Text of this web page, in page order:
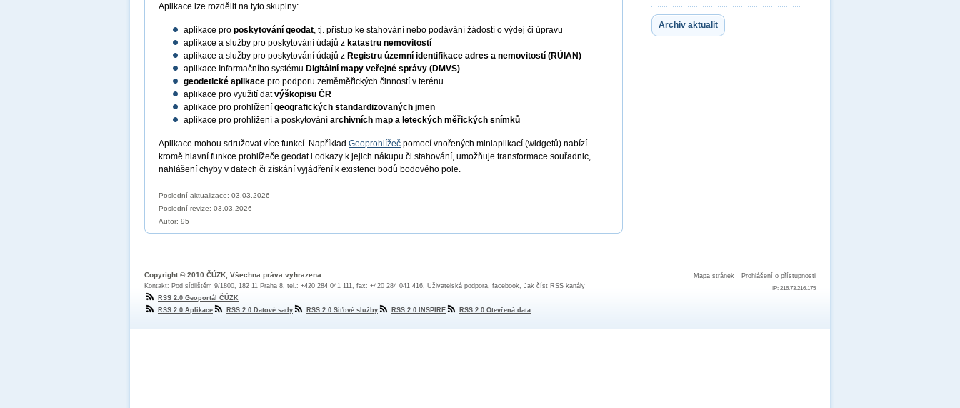
Archiv aktualit
Aplikace lze rozdělit na tyto skupiny:
aplikace pro poskytování geodat, tj. přístup ke stahování nebo podávání žádostí o výdej či úpravu
aplikace a služby pro poskytování údajů z katastru nemovitostí
aplikace a služby pro poskytování údajů z Registru územní identifikace adres a nemovitostí (RÚIAN)
aplikace Informačního systému Digitální mapy veřejné správy (DMVS)
geodetické aplikace pro podporu zeměměřických činností v terénu
aplikace pro využití datvýškopisu ČR
aplikace pro prohlížení geografických standardizovaných jmen
aplikace pro prohlížení a poskytování archivních map a leteckých měřických snímků
Aplikace mohou sdružovat více funkcí. Například Geoprohlížeč pomocí vnořených miniaplikací (widgetů) nabízí
kromě hlavní funkce prohlížeče geodat i odkazy k jejich nákupu či stahování, umožňuje transformace souřadnic,
nahlášení chyby v datech či získání vyjádření k existenci bodů bodového pole.
Poslední aktualizace: 03.03.2026
Poslední revize: 03.03.2026
Autor: 95
Mapa stránek Prohlášení o přístupnosti
IP: 216.73.216.175
Copyright © 2010 ČÚZK, Všechna práva vyhrazena
Kontakt: Pod sídlištěm 9/1800, 182 11 Praha 8, tel.: +420 284 041 111, fax: +420 284 041 416, Uživatelská podpora, facebook, Jak číst RSS kanály
RSS 2.0 Geoportál ČÚZK
RSS 2.0 Aplikace
RSS 2.0 Datové sady RSS 2.0 Síťové služby RSS 2.0 INSPIRE RSS 2.0 Otevřená data